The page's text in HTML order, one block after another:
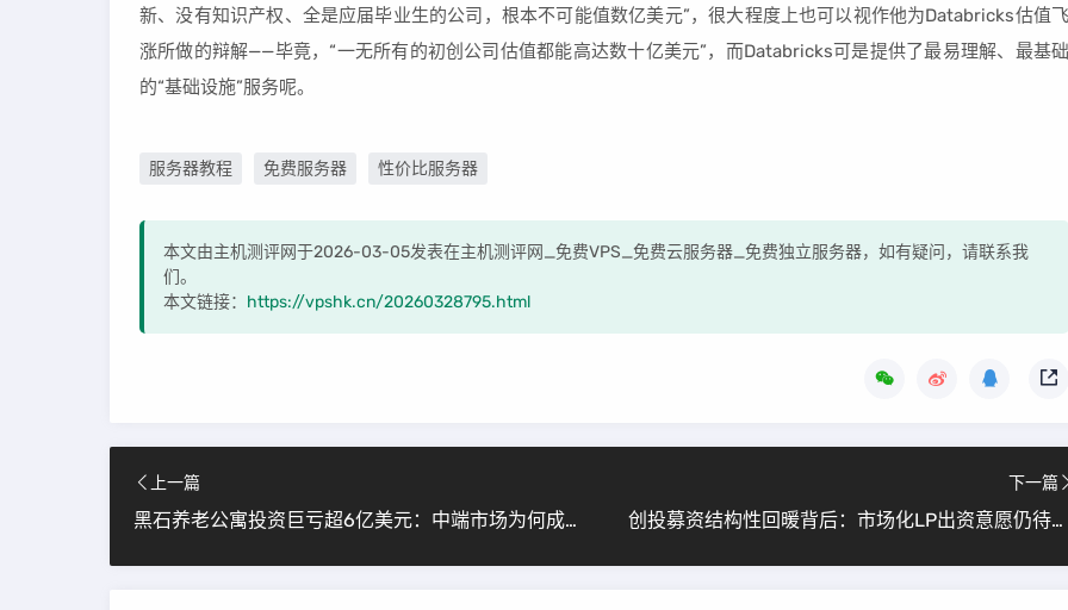
新、没有知识产权、全是应届毕业生的公司，根本不可能值数亿美元”，很大程度上也可以视作他为Databricks估值飞
涨所做的辩解——毕竟，“一无所有的初创公司估值都能高达数十亿美元”，而Databricks可是提供了最易理解、最基础
的“基础设施”服务呢。
服务器教程 免费服务器 性价比服务器
本文由主机测评网于2026-03-05发表在主机测评网_免费VPS_免费云服务器_免费独立服务器，如有疑问，请联系我
们。
本文链接： https://vpshk.cn/20260328795.html
上一篇
黑石养老公寓投资巨亏超6亿美元：中端市场为何成“苦生意”？
下一篇
创投募资结构性回暖背后：市场化LP出资意愿仍待激活，LP结构再平衡成关键